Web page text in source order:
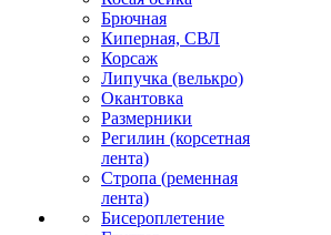
Брючная
Киперная, СВЛ
Корсаж
Липучка (велькро)
Окантовка
Размерники
Регилин (корсетная
лента)
Стропа (ременная
лента)
Бисероплетение